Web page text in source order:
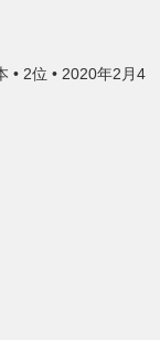
• 2位 • 2020年2月4